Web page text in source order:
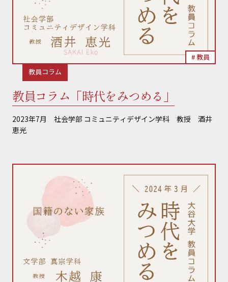
教員
教員コラム
教員コラム「時代をみつめる」
2023年7月 社会学部 コミュニティデザイン学科 教授 酒井
恵光